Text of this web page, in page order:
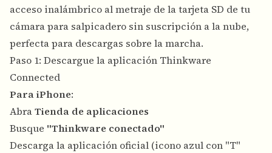
acceso inalámbrico al metraje de la tarjeta SD de tu
cámara para salpicadero sin suscripción a la nube,
perfecta para descargas sobre la marcha.
Paso 1: Descargue la aplicación Thinkware
Connected
Para iPhone:
AbraTienda de aplicaciones
Busque "Thinkware conectado"
Descarga la aplicación oficial (icono azul con "T"